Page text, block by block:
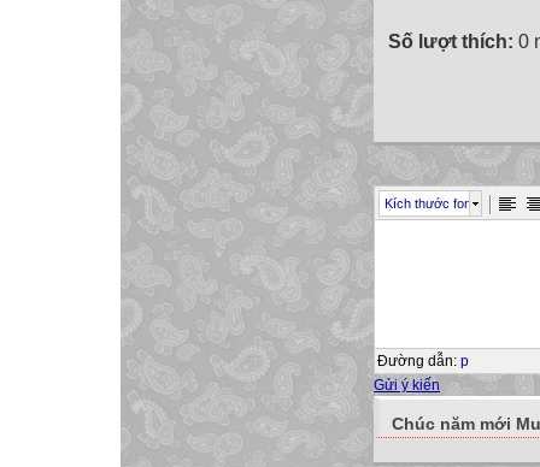
Số lượt thích: 0
Kích thước font
Đường dẫn: p
Gửi ý kiến
Chúc năm mới